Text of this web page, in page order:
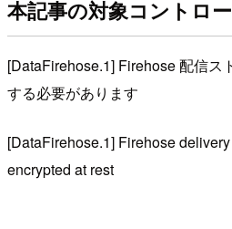
本記事の対象コントロ
[DataFirehose.1] Firehose 配信ス
する必要があります
[DataFirehose.1] Firehose
encrypted at rest